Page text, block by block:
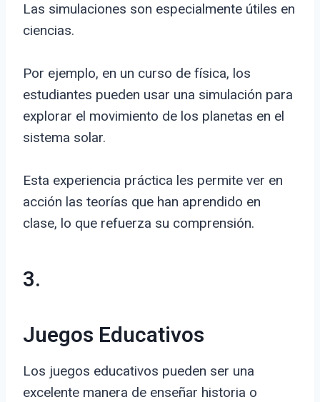
Las simulaciones son especialmente útiles en
ciencias.
Por ejemplo, en un curso de física, los
estudiantes pueden usar una simulación para
explorar el movimiento de los planetas en el
sistema solar.
Esta experiencia práctica les permite ver en
acción las teorías que han aprendido en
clase, lo que refuerza su comprensión.
3.
Juegos Educativos
Los juegos educativos pueden ser una
excelente manera de enseñar historia o